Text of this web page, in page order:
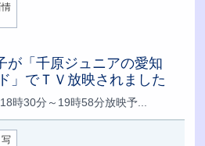
が「千原ジュニアの愛知
」でＴＶ放映されました
時30分～19時58分放映予...